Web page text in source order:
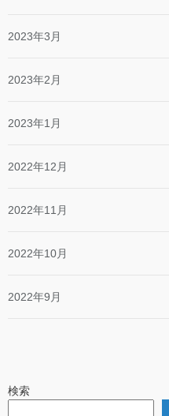
2023年3月
2023年2月
2023年1月
2022年12月
2022年11月
2022年10月
2022年9月
検索